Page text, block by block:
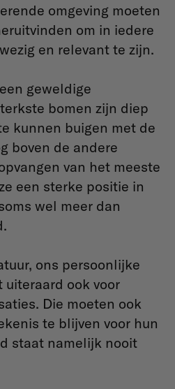
omgeving moeten
om in iedere
en relevant te zijn.
geweldige
bomen zijn diep
kunnen buigen met de
boven de andere
van het meeste
een sterke positie in
wel meer dan
ons persoonlijke
uiteraard ook voor
Die moeten ook
te blijven voor hun
staat namelijk nooit